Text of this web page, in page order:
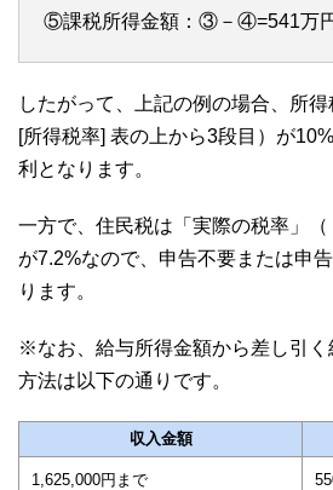
⑤課税所得金額：③－④=541万
したがって、上記の例の場合、所
[所得税率] 表の上から3段目）が
利となります。
一方で、住民税は「実際の税率」（
が7.2%なので、申告不要または申
ります。
※なお、給与所得金額から差し引く
方法は以下の通りです。
収入金額
1,625,000円まで